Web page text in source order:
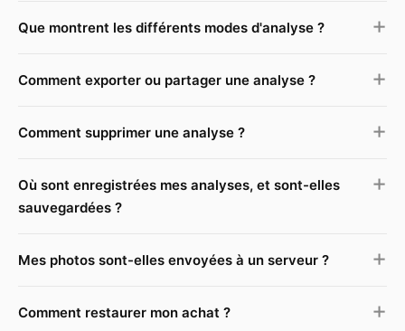
Que montrent les différents modes d'analyse ?
Comment exporter ou partager une analyse ?
Comment supprimer une analyse ?
Où sont enregistrées mes analyses, et sont-elles
sauvegardées ?
Mes photos sont-elles envoyées à un serveur ?
Comment restaurer mon achat ?